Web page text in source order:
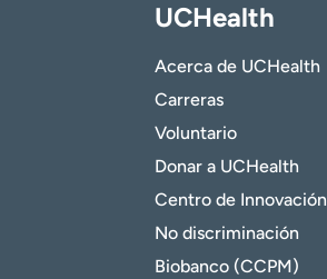
UCHealth
Acerca de UCHealth
Carreras
Voluntario
Donar a UCHealth
Centro de Innovación
No discriminación
Biobanco (CCPM)